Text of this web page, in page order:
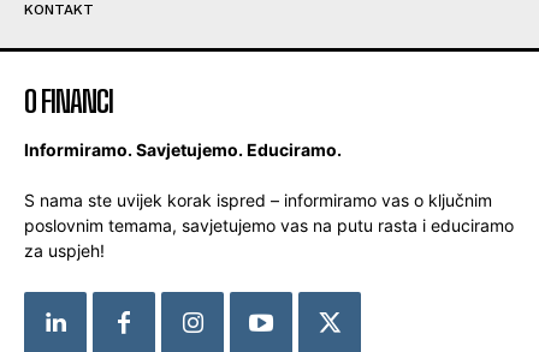
KONTAKT
O FINANCI
Informiramo. Savjetujemo. Educiramo.
S nama ste uvijek korak ispred – informiramo vas o ključnim
poslovnim temama, savjetujemo vas na putu rasta i educiramo
za uspjeh!